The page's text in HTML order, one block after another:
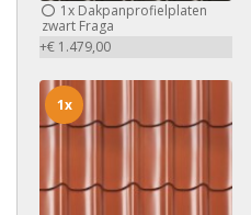
1x Dakpanprofielplaten
zwart Fraga
+€ 1.479,00
1x